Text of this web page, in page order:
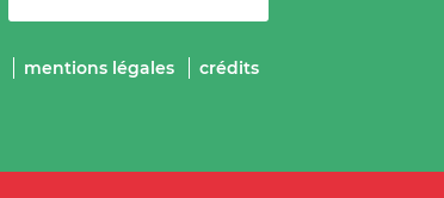
mentions légales crédits